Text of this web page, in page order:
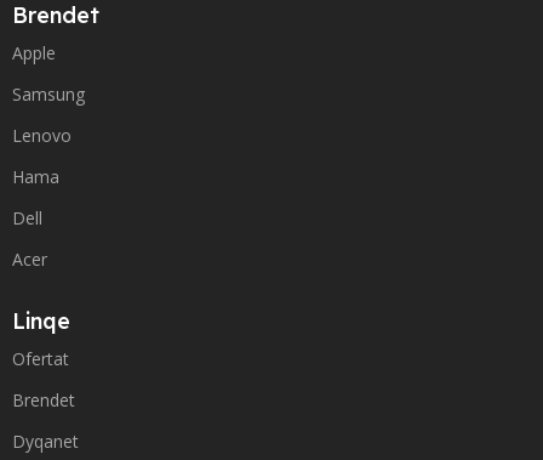
Brendet
Apple
Samsung
Lenovo
Hama
Dell
Acer
Linqe
Ofertat
Brendet
Dyqanet